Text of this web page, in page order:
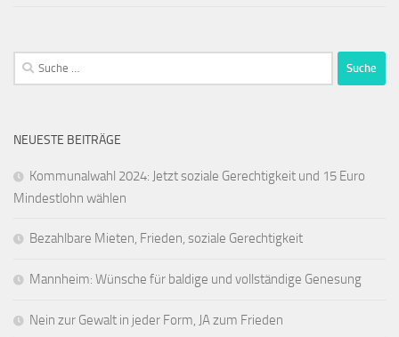
Suche
nach:
NEUESTE BEITRÄGE
Kommunalwahl 2024: Jetzt soziale Gerechtigkeit und 15 Euro
Mindestlohn wählen
Bezahlbare Mieten, Frieden, soziale Gerechtigkeit
Mannheim: Wünsche für baldige und vollständige Genesung
Nein zur Gewalt in jeder Form, JA zum Frieden